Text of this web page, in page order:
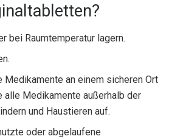
bei Raumtemperatur lagern.
Medikamente an einem sicheren Ort
alle Medikamente außerhalb der
und Haustieren auf.
oder abgelaufene